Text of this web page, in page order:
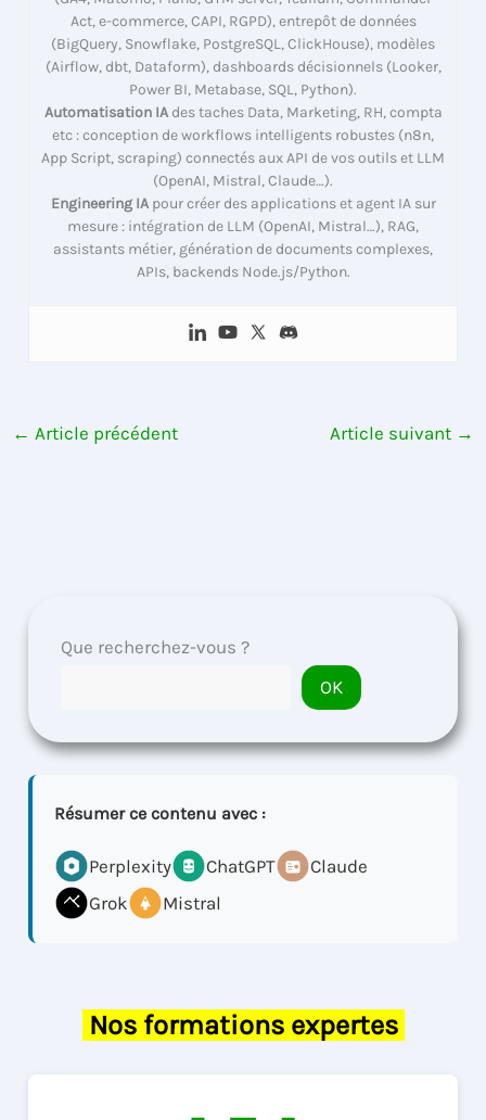
Act, e-commerce, CAPI, RGPD), entrepôt de données
(BigQuery, Snowflake, PostgreSQL, ClickHouse), modèles
(Airflow, dbt, Dataform), dashboards décisionnels (Looker,
Power BI, Metabase, SQL, Python).
Automatisation IAdes taches Data, Marketing, RH, compta
etc : conception de workflows intelligents robustes (n8n,
App Script, scraping) connectés aux API de vos outils et LLM
(OpenAI, Mistral, Claude…).
Engineering IApour créer des applications et agent IA sur
mesure : intégration de LLM (OpenAI, Mistral…), RAG,
assistants métier, génération de documents complexes,
APIs, backends Node.js/Python.
← Article précédent Article suivant →
Que recherchez-vous ?
OK
Résumer ce contenu avec :
Perplexity ChatGPT
Claude
Grok
Mistral
Nos formations expertes